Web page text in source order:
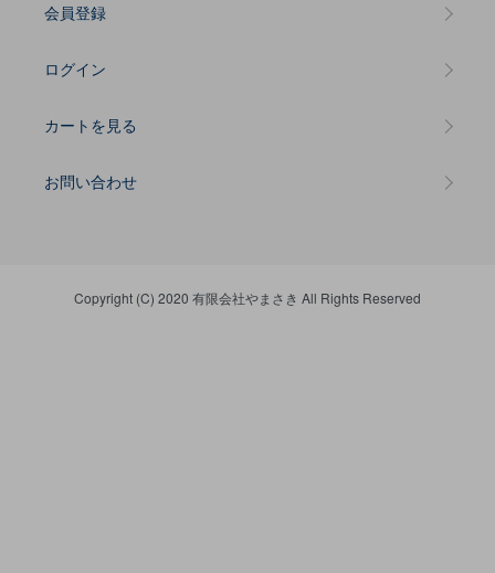
会員登録
ログイン
カートを見る
お問い合わせ
Copyright (C) 2020 有限会社やまさき All Rights Reserved